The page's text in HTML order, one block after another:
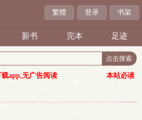
繁體 登录 书架
新书 完本 足迹
app,无广告阅读 本站必读